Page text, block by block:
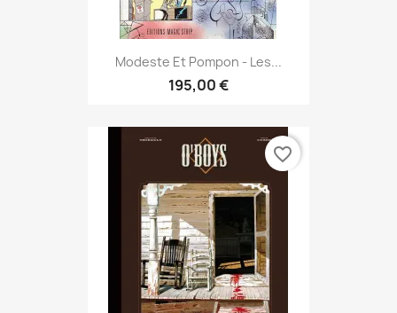
Modeste Et Pompon - Les...
195,00 €
favorite_border